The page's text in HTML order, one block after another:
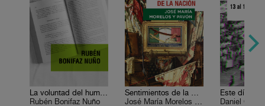
La voluntad del humanismo
Rubén Bonifaz Nuño
Sentimientos de la Nación
José María Morelos y Pavón
Daniel Cazés